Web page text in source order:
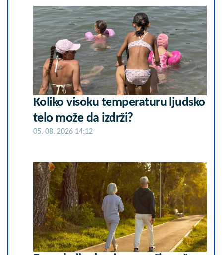
Koliko visoku temperaturu ljudsko
telo može da izdrži?
05. 08. 2026 14:12